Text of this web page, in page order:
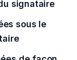
signataire
sous le